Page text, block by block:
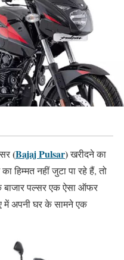
(Bajaj Pulsar)खरीदने का
हिम्मत नहीं जुटा पा रहे हैं, तो
बाजार पल्सर एक ऐसा ऑफर
अपनी घर के सामने एक